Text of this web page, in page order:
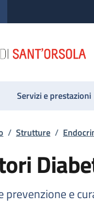
Servizi e prestazioni
pane
/ Strutture /
prevenzione e